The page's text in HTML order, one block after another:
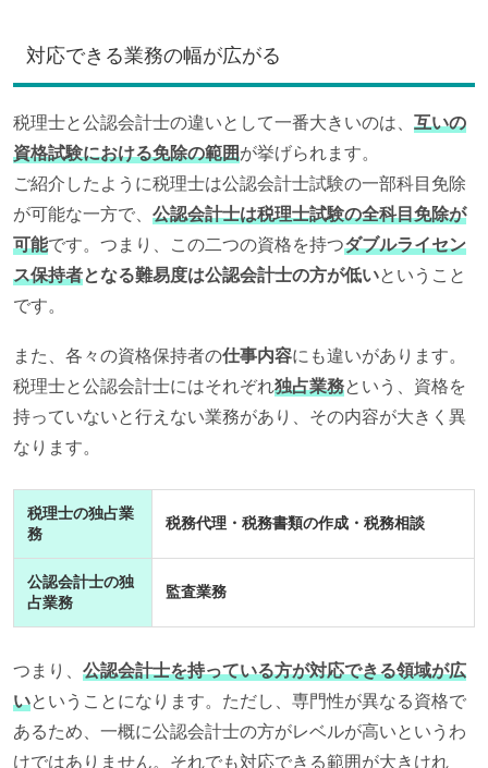
対応できる業務の幅が広がる
税理士と公認会計士の違いとして一番大きいのは、 互いの
資格試験における免除の範囲が挙げられます。
ご紹介したように税理士は公認会計士試験の一部科目免除
が可能な一方で、 公認会計士は税理士試験の全科目免除が
可能です。つまり、この二つの資格を持つダブルライセン
ス保持者となる難易度は公認会計士の方が低いということ
です。
また、各々の資格保持者の仕事内容にも違いがあります。
税理士と公認会計士にはそれぞれ独占業務という、資格を
持っていないと行えない業務があり、その内容が大きく異
なります。
税理士の独占業
務
税務代理・税務書類の作成・税務相談
公認会計士の独
占業務
監査業務
つまり、 公認会計士を持っている方が対応できる領域が広
いということになります。ただし、専門性が異なる資格で
あるため、一概に公認会計士の方がレベルが高いというわ
けではありません。それでも対応できる範囲が大きけれ